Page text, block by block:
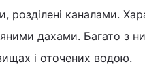
розділені каналами.
дахами. Багато з
і оточених водою.